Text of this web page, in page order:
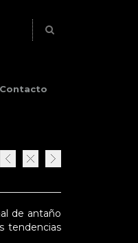
Contacto
de antaño
tendencias